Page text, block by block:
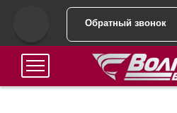
Обратный звонок